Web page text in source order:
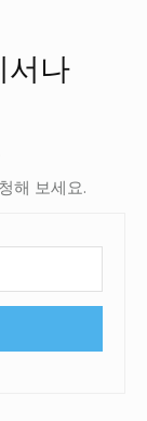
서나
해 보세요.